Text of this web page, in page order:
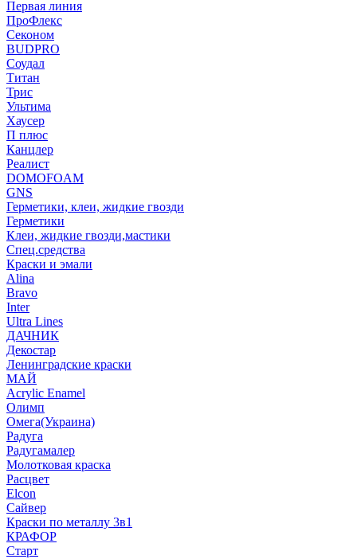
Первая линия
ПроФлекс
Секоном
BUDPRO
Соудал
Титан
Трис
Ультима
Хаусер
П плюс
Канцлер
Реалист
DOMOFOAM
GNS
Герметики, клеи, жидкие гвозди
Герметики
Клеи, жидкие гвозди,мастики
Спец.средства
Краски и эмали
Alina
Bravo
Inter
Ultra Lines
ДАЧНИК
Декостар
Ленинградские краски
МАЙ
Acrylic Enamel
Олимп
Омега(Украина)
Радуга
Радугамалер
Молотковая краска
Расцвет
Elcon
Сайвер
Краски по металлу 3в1
КРАФОР
Старт